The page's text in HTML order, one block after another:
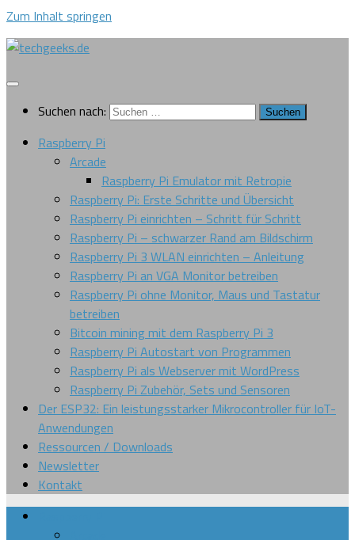
Zum Inhalt springen
Suchen nach:
Raspberry Pi
Arcade
Raspberry Pi Emulator mit Retropie
Raspberry Pi: Erste Schritte und Übersicht
Raspberry Pi einrichten – Schritt für Schritt
Raspberry Pi – schwarzer Rand am Bildschirm
Raspberry Pi 3 WLAN einrichten – Anleitung
Raspberry Pi an VGA Monitor betreiben
Raspberry Pi ohne Monitor, Maus und Tastatur
betreiben
Bitcoin mining mit dem Raspberry Pi 3
Raspberry Pi Autostart von Programmen
Raspberry Pi als Webserver mit WordPress
Raspberry Pi Zubehör, Sets und Sensoren
Der ESP32: Ein leistungsstarker Mikrocontroller für IoT-
Anwendungen
Ressourcen / Downloads
Newsletter
Kontakt